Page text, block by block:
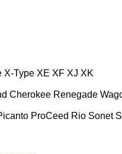
X-Type XE XF XJ XK
Cherokee Renegade
ProCeed Rio Sonet